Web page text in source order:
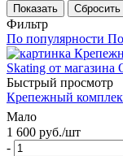
Показать Сбросить
Фильтр
По популярности
Быстрый просмотр
Крепежный
Мало
1 600 руб./шт
-